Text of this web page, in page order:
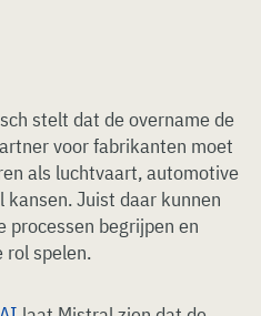
stelt dat de overname de
voor fabrikanten moet
als luchtvaart, automotive
Juist daar kunnen
processen begrijpen en
rol spelen.